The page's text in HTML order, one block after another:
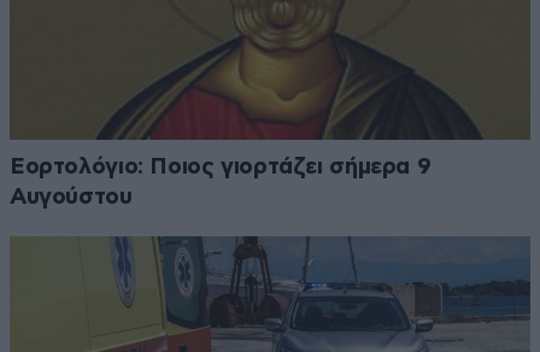
Εορτολόγιο: Ποιος γιορτάζει σήμερα 9
Αυγούστου